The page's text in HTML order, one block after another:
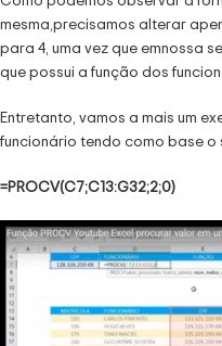
mesma,precisamos alterar
para 4, uma vez que emnossa
que possui a função dos
Entretanto, vamos a mais um
funcionário tendo como base o
=PROCV(C7;C13:G32;2;0)